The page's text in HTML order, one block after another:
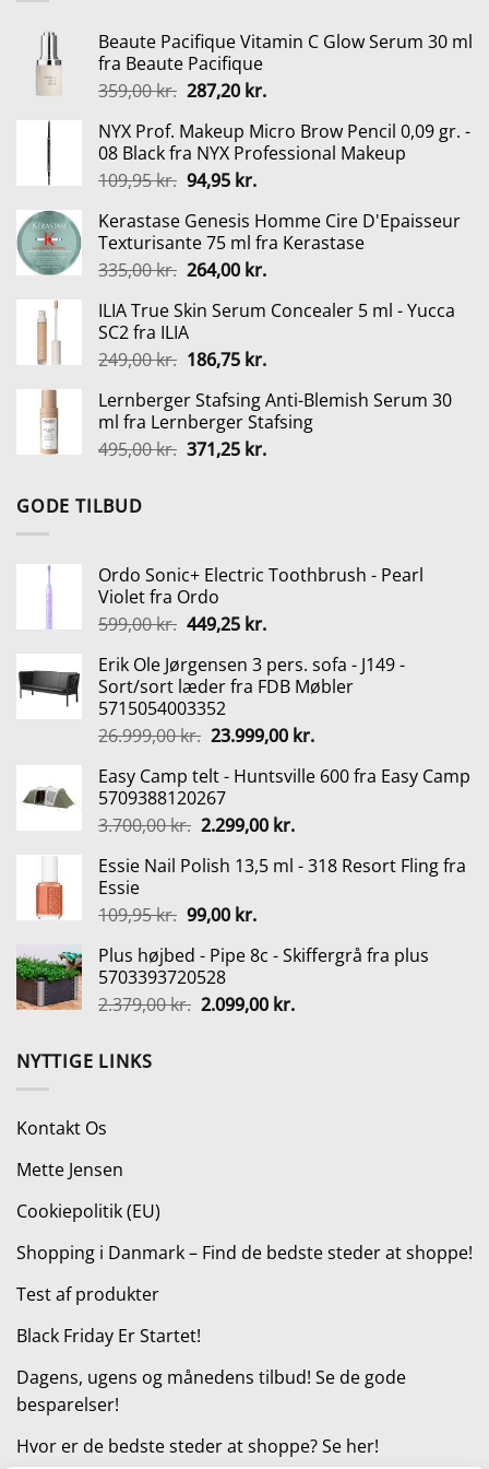
Beaute Pacifique Vitamin C Glow Serum 30 ml
fra Beaute Pacifique
359,00kr. Den
pris
var:
359,00 kr..
287,20 kr.Den
pris
er:
NYX Prof. Makeup Micro Brow Pencil 0,09 gr. -
08 Black fra NYX Professional Makeup
109,95kr. Den
pris
var:
109,95 kr..
94,95 kr.Den
pris
er:
94,95 kr..
Kerastase Genesis Homme Cire D'Epaisseur
Texturisante 75 ml fra Kerastase
335,00kr. Den
pris
var:
335,00 kr..
264,00 kr.Den
pris
264,00 kr..
ILIA True Skin Serum Concealer 5 ml - Yucca
SC2 fra ILIA
249,00kr. Den
pris
var:
249,00 kr..
186,75 kr.Den
pris
er:
186,75 kr..
Lernberger Stafsing Anti-Blemish Serum 30
ml fra Lernberger Stafsing
495,00kr. Den
371,25 kr.Den
GODE TILBUD
Ordo Sonic+ Electric Toothbrush - Pearl
Violet fra Ordo
599,00kr. Den
pris
var:
599,00 kr..
449,25 kr.Den
pris
er:
Erik Ole Jørgensen 3 pers. sofa - J149 -
Sort/sort læder fra FDB Møbler
5715054003352
26.999,00kr. Den
pris
var:
26.999,00 kr..
23.999,00 kr.Den
pris
Easy Camp telt - Huntsville 600 fra Easy Camp
5709388120267
3.700,00kr. Den
pris
3.700,00 kr..
2.299,00 kr.Den
pris
Essie Nail Polish 13,5 ml - 318 Resort Fling fra
Essie
109,95kr. Den
pris
var:
109,95 kr..
99,00 kr.Den
pris
99,00 kr..
Plus højbed - Pipe 8c - Skiffergrå fra plus
5703393720528
2.379,00kr. Den
2.099,00 kr.Den
NYTTIGE LINKS
Kontakt Os
Mette Jensen
Cookiepolitik (EU)
Shopping i Danmark – Find de bedste steder at shoppe!
Test af produkter
Black Friday Er Startet!
Dagens, ugens og månedens tilbud! Se de gode
besparelser!
Hvor er de bedste steder at shoppe? Se her!